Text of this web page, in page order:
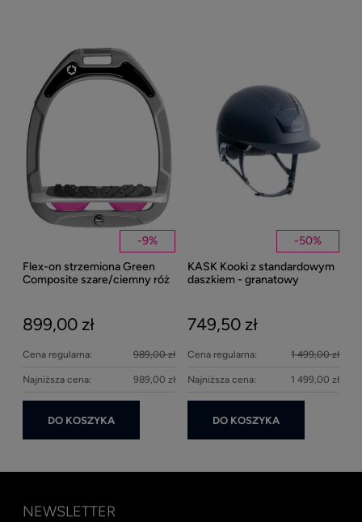
-9%
Flex-on strzemiona Green
Composite szare/ciemny róż
899,00 zł
Cena regularna: 989,00 zł
Najniższa cena: 989,00 zł
DO KOSZYKA
-50%
KASK Kooki z standardowym
daszkiem - granatowy
749,50 zł
Cena regularna: 1 499,00 zł
Najniższa cena: 1 499,00 zł
DO KOSZYKA
NEWSLETTER